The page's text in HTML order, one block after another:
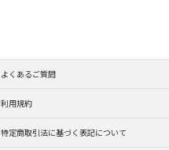
よくあるご質問
利用規約
特定商取引法に基づく表記について